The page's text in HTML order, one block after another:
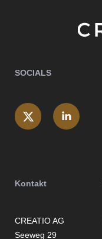
SOCIALS
Kontakt
CREATIO AG
Seeweg 29